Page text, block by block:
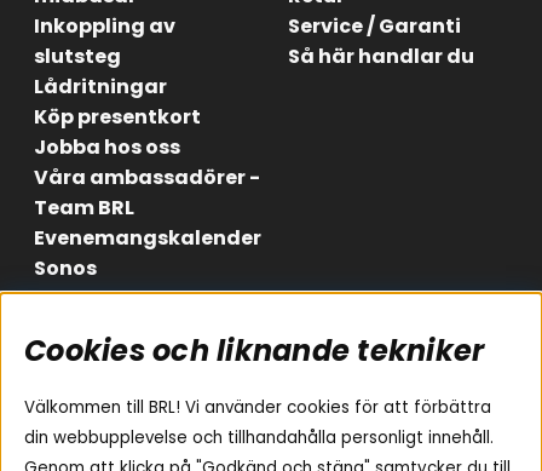
Inkoppling av
slutsteg
Lådritningar
Köp presentkort
Jobba hos oss
Våra ambassadörer -
Team BRL
Evenemangskalender
Sonos
Service / Garanti
Så här handlar du
Områden
Billjud
Hemmaljud
Medarbetare
Följ oss
Instagram
Facebook
Cookies och liknande tekniker
Välkommen till BRL! Vi använder cookies för att förbättra
din webbupplevelse och tillhandahålla personligt innehåll.